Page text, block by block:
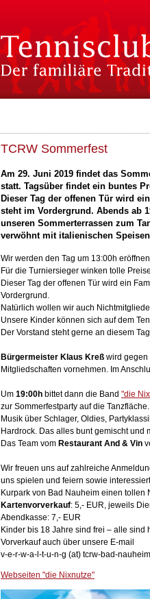
TCRW Sommerfest
Am 29. Juni 2019 findet das
statt. Tagsüber findet ein buntes
Dieser Tag der offenen Tür wird
steht im Vordergrund. Abends ab
unseren Sommerterrassen zum
verwöhnt mit italienischen Speisen
Wir werden den Tag um 13:00h
Für die Turniersieger winken tolle
Dieser Tag der offenen Tür wird ein
Vordergrund.
Natürlich wollen wir auch
Unsere Kinder können sich auf dem
Der Vorstand steht gerne an diesem
Bürgermeister Klaus Kreß wird gegen
Mitgliedschaften vornehmen. Im
Um 19:00h bittet dann die Band "die
zur Sommerfestparty auf die
Musik über Schlager, Oldies,
Hardrock. Das alles bunt gemischt und
Das Team vom Restaurant And & Vin
Wir freuen uns auf zahlreiche
uns spielen und feiern sowie
Kurpark von Bad Nauheim einen
Kartenvorverkauf: 5,- EUR, jeweils
Abendkasse: 7,- EUR
Kinder bis 18 Jahre sind frei – alle sind
Vorverkauf auch über unsere E-mail
v-e-r-w-a-l-t-u-n-g (at) tcrw-bad-
Webseiten "die Nixnutze"